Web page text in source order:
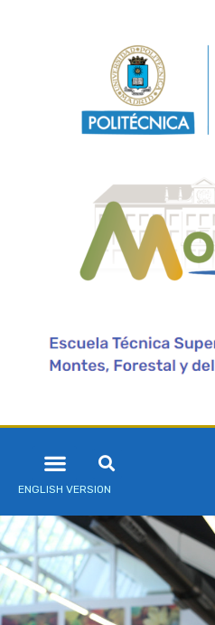
ENGLISH VERSION